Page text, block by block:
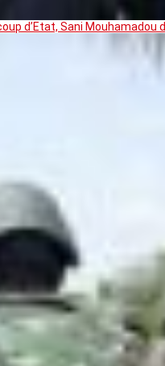
d’Etat, Sani